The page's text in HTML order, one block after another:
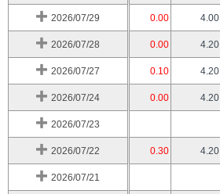
2026/07/29 0.00 4.00
2026/07/28 0.00 4.20
2026/07/27 0.10 4.20
2026/07/24 0.00 4.20
2026/07/23
2026/07/22 0.30 4.20
2026/07/21